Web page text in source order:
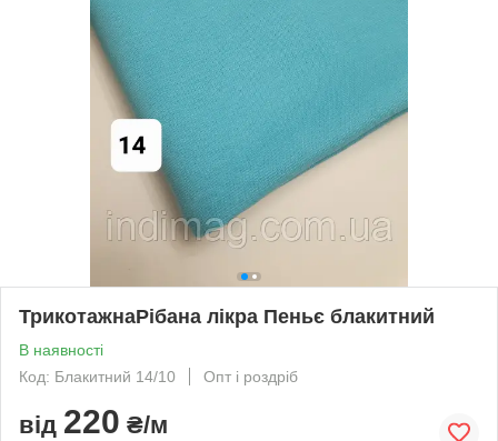
ТрикотажнаРібана лікра Пеньє блакитний
В наявності
Код: Блакитний 14/10
Опт і роздріб
від 220 ₴/м